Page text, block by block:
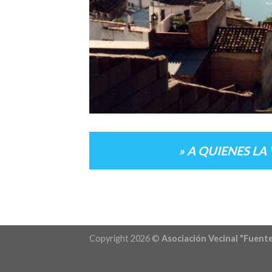
» A QUIENES
Copyright 2026 © Asociación Vecinal